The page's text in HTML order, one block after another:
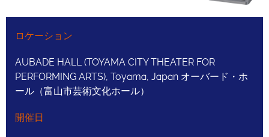
ロケーション
AUBADE HALL (TOYAMA CITY THEATER FOR
PERFORMING ARTS), Toyama, Japan オーバード・ホ
ール（富山市芸術文化ホール）
開催日